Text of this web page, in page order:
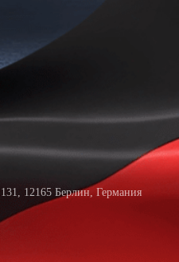
12165 Берлин, Германия